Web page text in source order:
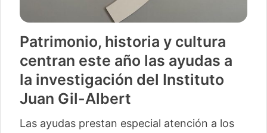
Patrimonio, historia y cultura
centran este año las ayudas a
la investigación del Instituto
Juan Gil-Albert
Las ayudas prestan especial atención a los